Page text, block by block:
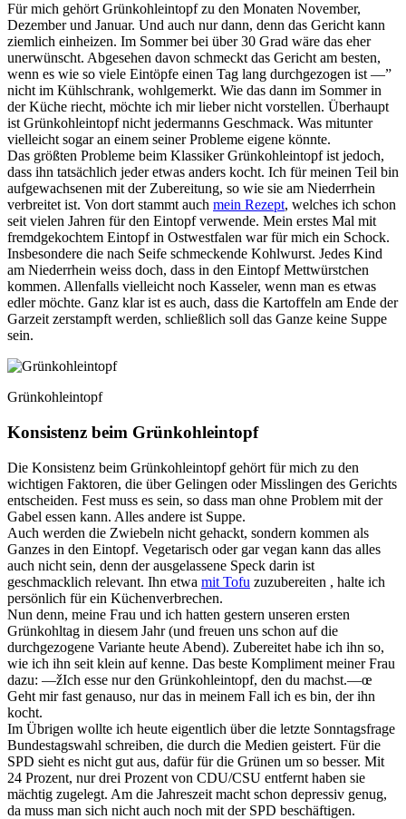
Für mich gehört Grünkohleintopf zu den Monaten November,
Dezember und Januar. Und auch nur dann, denn das Gericht kann
ziemlich einheizen. Im Sommer bei über 30 Grad wäre das eher
unerwünscht. Abgesehen davon schmeckt das Gericht am besten,
wenn es wie so viele Eintöpfe einen Tag lang durchgezogen ist —”
nicht im Kühlschrank, wohlgemerkt. Wie das dann im Sommer in
der Küche riecht, möchte ich mir lieber nicht vorstellen. Überhaupt
ist Grünkohleintopf nicht jedermanns Geschmack. Was mitunter
vielleicht sogar an einem seiner Probleme eigene könnte.
Das größten Probleme beim Klassiker Grünkohleintopf ist jedoch,
dass ihn tatsächlich jeder etwas anders kocht. Ich für meinen Teil bin
aufgewachsenen mit der Zubereitung, so wie sie am Niederrhein
verbreitet ist. Von dort stammt auch mein Rezept, welches ich schon
seit vielen Jahren für den Eintopf verwende. Mein erstes Mal mit
fremdgekochtem Eintopf in Ostwestfalen war für mich ein Schock.
Insbesondere die nach Seife schmeckende Kohlwurst. Jedes Kind
am Niederrhein weiss doch, dass in den Eintopf Mettwürstchen
kommen. Allenfalls vielleicht noch Kasseler, wenn man es etwas
edler möchte. Ganz klar ist es auch, dass die Kartoffeln am Ende der
Garzeit zerstampft werden, schließlich soll das Ganze keine Suppe
sein.
Grünkohleintopf
Konsistenz beim Grünkohleintopf
Die Konsistenz beim Grünkohleintopf gehört für mich zu den
wichtigen Faktoren, die über Gelingen oder Misslingen des Gerichts
entscheiden. Fest muss es sein, so dass man ohne Problem mit der
Gabel essen kann. Alles andere ist Suppe.
Auch werden die Zwiebeln nicht gehackt, sondern kommen als
Ganzes in den Eintopf. Vegetarisch oder gar vegan kann das alles
auch nicht sein, denn der ausgelassene Speck darin ist
geschmacklich relevant. Ihn etwa mit Tofu zuzubereiten , halte ich
persönlich für ein Küchenverbrechen.
Nun denn, meine Frau und ich hatten gestern unseren ersten
Grünkohltag in diesem Jahr (und freuen uns schon auf die
durchgezogene Variante heute Abend). Zubereitet habe ich ihn so,
wie ich ihn seit klein auf kenne. Das beste Kompliment meiner Frau
dazu: —žIch esse nur den Grünkohleintopf, den du machst.—œ
Geht mir fast genauso, nur das in meinem Fall ich es bin, der ihn
kocht.
Im Übrigen wollte ich heute eigentlich über die letzte Sonntagsfrage
Bundestagswahl schreiben, die durch die Medien geistert. Für die
SPD sieht es nicht gut aus, dafür für die Grünen um so besser. Mit
24 Prozent, nur drei Prozent von CDU/CSU entfernt haben sie
mächtig zugelegt. Am die Jahreszeit macht schon depressiv genug,
da muss man sich nicht auch noch mit der SPD beschäftigen.